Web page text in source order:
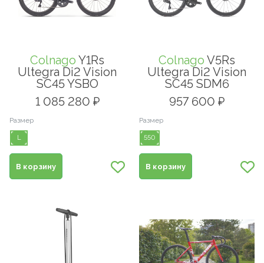
Colnago Y1Rs
Ultegra Di2 Vision
SC45 YSBO
1 085 280 ₽
Размер
L
В корзину
Colnago V5Rs
Ultegra Di2 Vision
SC45 SDM6
957 600 ₽
Размер
550
В корзину